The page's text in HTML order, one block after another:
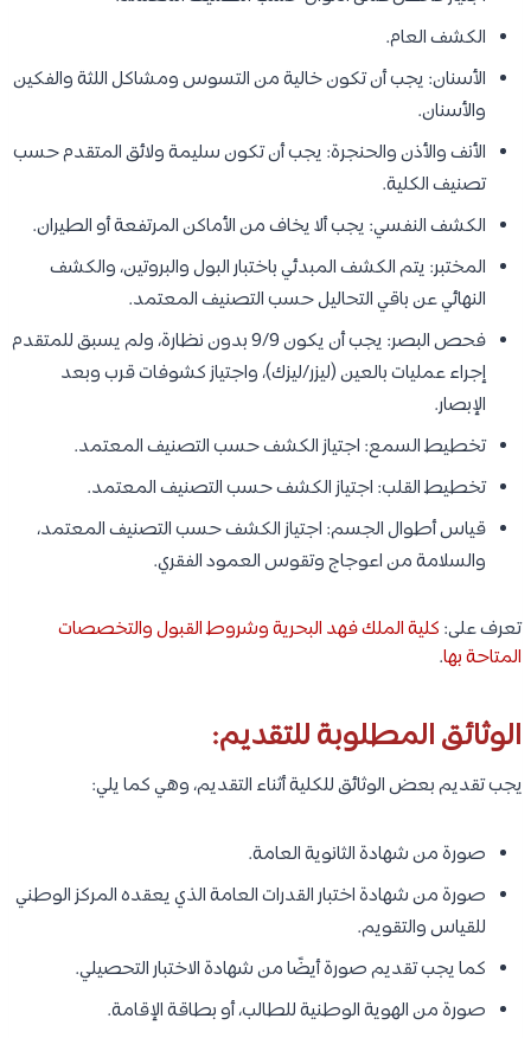
الكشف العام.
الأسنان: يجب أن تكون خالية من التسوس ومشاكل اللثة والفكين
والأسنان.
الأنف والأذن والحنجرة: يجب أن تكون سليمة ولائق المتقدم حسب
تصنيف الكلية.
الكشف النفسي: يجب ألا يخاف من الأماكن المرتفعة أو الطيران.
المختبر: يتم الكشف المبدئي باختبار البول والبروتين، والكشف
النهائي عن باقي التحاليل حسب التصنيف المعتمد.
فحص البصر: يجب أن يكون 9/9 بدون نظارة، ولم يسبق للمتقدم
إجراء عمليات بالعين (ليزر/ليزك)، واجتياز كشوفات قرب وبعد
الإبصار.
تخطيط السمع: اجتياز الكشف حسب التصنيف المعتمد.
تخطيط القلب: اجتياز الكشف حسب التصنيف المعتمد.
قياس أطوال الجسم: اجتياز الكشف حسب التصنيف المعتمد،
والسلامة من اعوجاج وتقوس العمود الفقري.
تعرف على: كلية الملك فهد البحرية وشروط القبول والتخصصات
المتاحة بها.
الوثائق المطلوبة للتقديم:
يجب تقديم بعض الوثائق للكلية أثناء التقديم، وهي كما يلي:
صورة من شهادة الثانوية العامة.
صورة من شهادة اختبار القدرات العامة الذي يعقده المركز الوطني
للقياس والتقويم.
كما يجب تقديم صورة أيضًا من شهادة الاختبار التحصيلي.
صورة من الهوية الوطنية للطالب، أو بطاقة الإقامة.